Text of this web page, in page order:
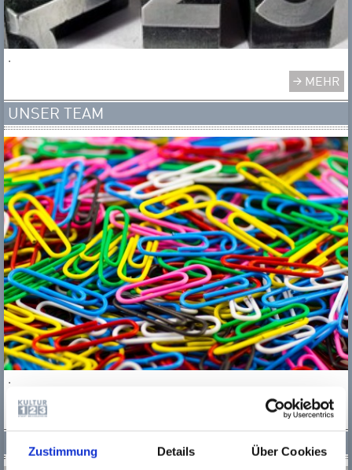
Zustimmung Details Über Cookies
.
MEHR
UNSER TEAM
.
MEHR
UNSERE ORGANISATION